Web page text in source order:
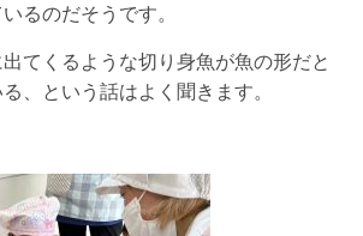
るのだそうです。
てくるような切り身魚が魚の形だと
、という話はよく聞きます。